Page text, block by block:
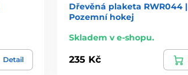
Detail
Dřevěná plaketa RWR044 |
Pozemní hokej
Skladem v e-shopu.
235 Kč